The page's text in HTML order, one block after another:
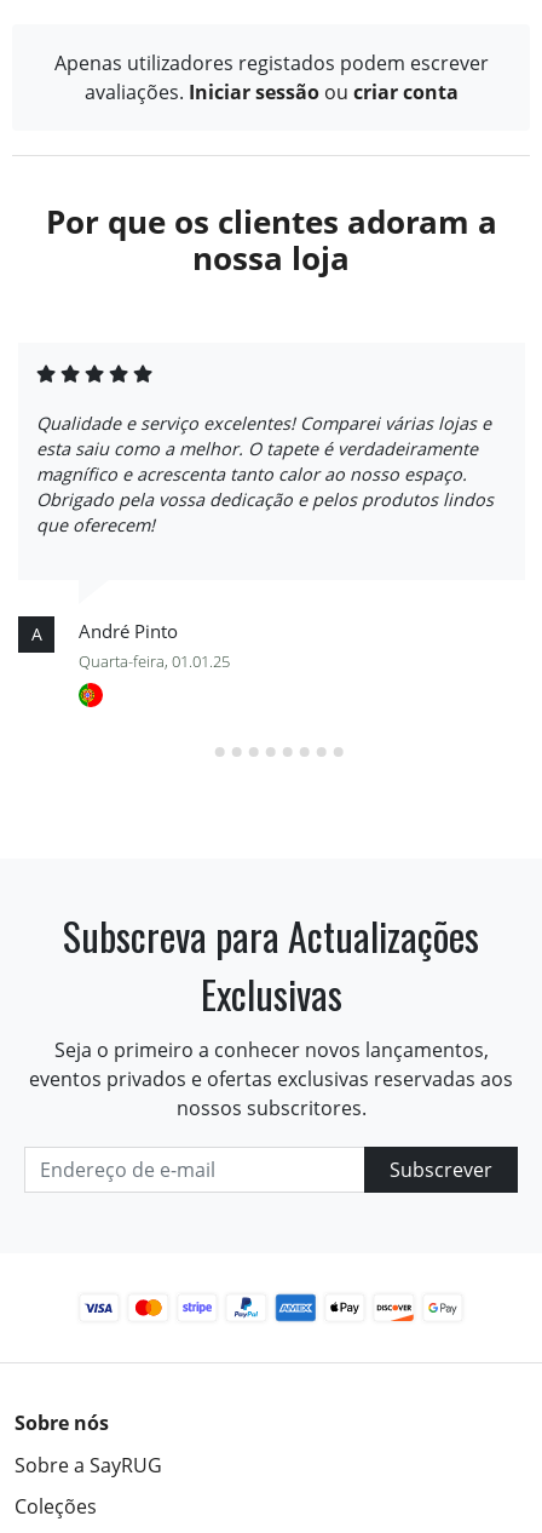
Apenas utilizadores registados podem escrever
avaliações. Iniciar sessão ou criar conta
Por que os clientes adoram a
nossa loja
Qualidade e serviço excelentes! Comparei várias lojas e
esta saiu como a melhor. O tapete é verdadeiramente
magnífico e acrescenta tanto calor ao nosso espaço.
Obrigado pela vossa dedicação e pelos produtos lindos
que oferecem!
A André Pinto
Quarta-feira, 01.01.25
Subscreva para Actualizações
Exclusivas
Seja o primeiro a conhecer novos lançamentos,
eventos privados e ofertas exclusivas reservadas aos
nossos subscritores.
Subscrever
Sobre nós
Sobre a SayRUG
Coleções